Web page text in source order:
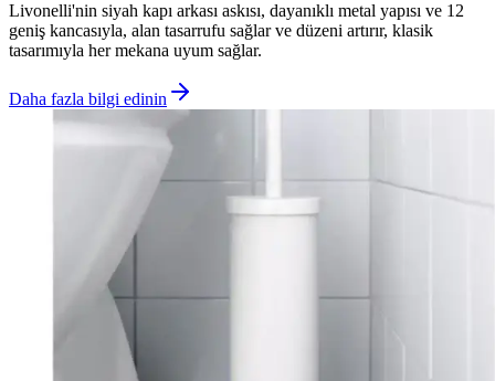
Livonelli'nin siyah kapı arkası askısı, dayanıklı metal yapısı ve 12
geniş kancasıyla, alan tasarrufu sağlar ve düzeni artırır, klasik
tasarımıyla her mekana uyum sağlar.
Daha fazla bilgi edinin